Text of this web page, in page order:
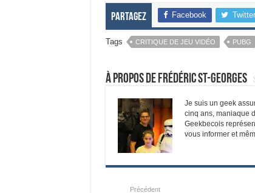
Partagez Facebook Twitter
Tags CRITIQUE DE JEU VIDÉO PUBG
À propos de Frédéric St-Georges
Je suis un geek
cinq ans, maniaque
Geekbecois
vous informer et
Précédent